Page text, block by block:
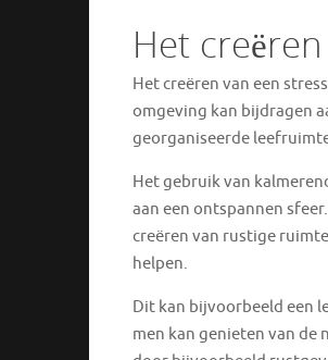
Het
Het creëren van een
omgeving kan bijdragen
georganiseerde
Het gebruik van
aan een ontspannen
creëren van rustige
helpen.
Dit kan bijvoorbeeld een
men kan genieten van